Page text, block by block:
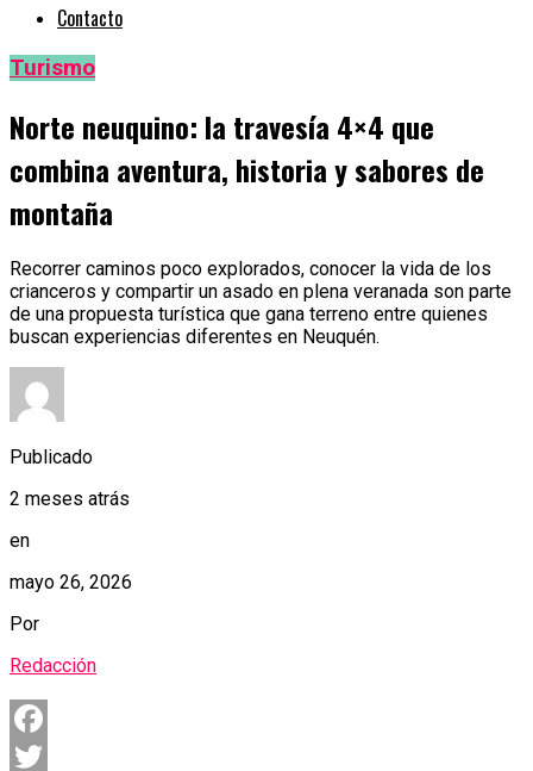
Contacto
Turismo
Norte neuquino: la travesía 4×4 que
combina aventura, historia y sabores de
montaña
Recorrer caminos poco explorados, conocer la vida de los
crianceros y compartir un asado en plena veranada son parte
de una propuesta turística que gana terreno entre quienes
buscan experiencias diferentes en Neuquén.
Publicado
2 meses atrás
en
mayo 26, 2026
Por
Redacción
Facebook